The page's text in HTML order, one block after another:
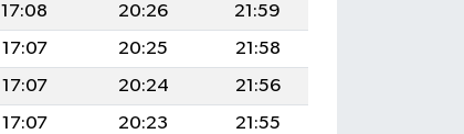
17:08 20:26
21:59
17:07 20:25
21:58
17:07 20:24
21:56
17:07 20:23
21:55